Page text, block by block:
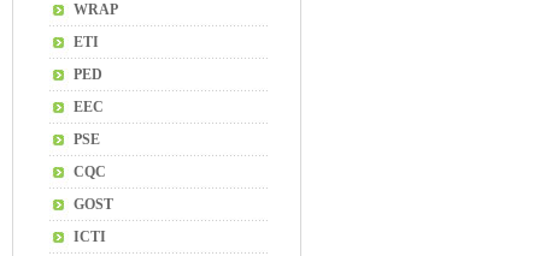
WRAP
ETI
PED
EEC
PSE
CQC
GOST
ICTI